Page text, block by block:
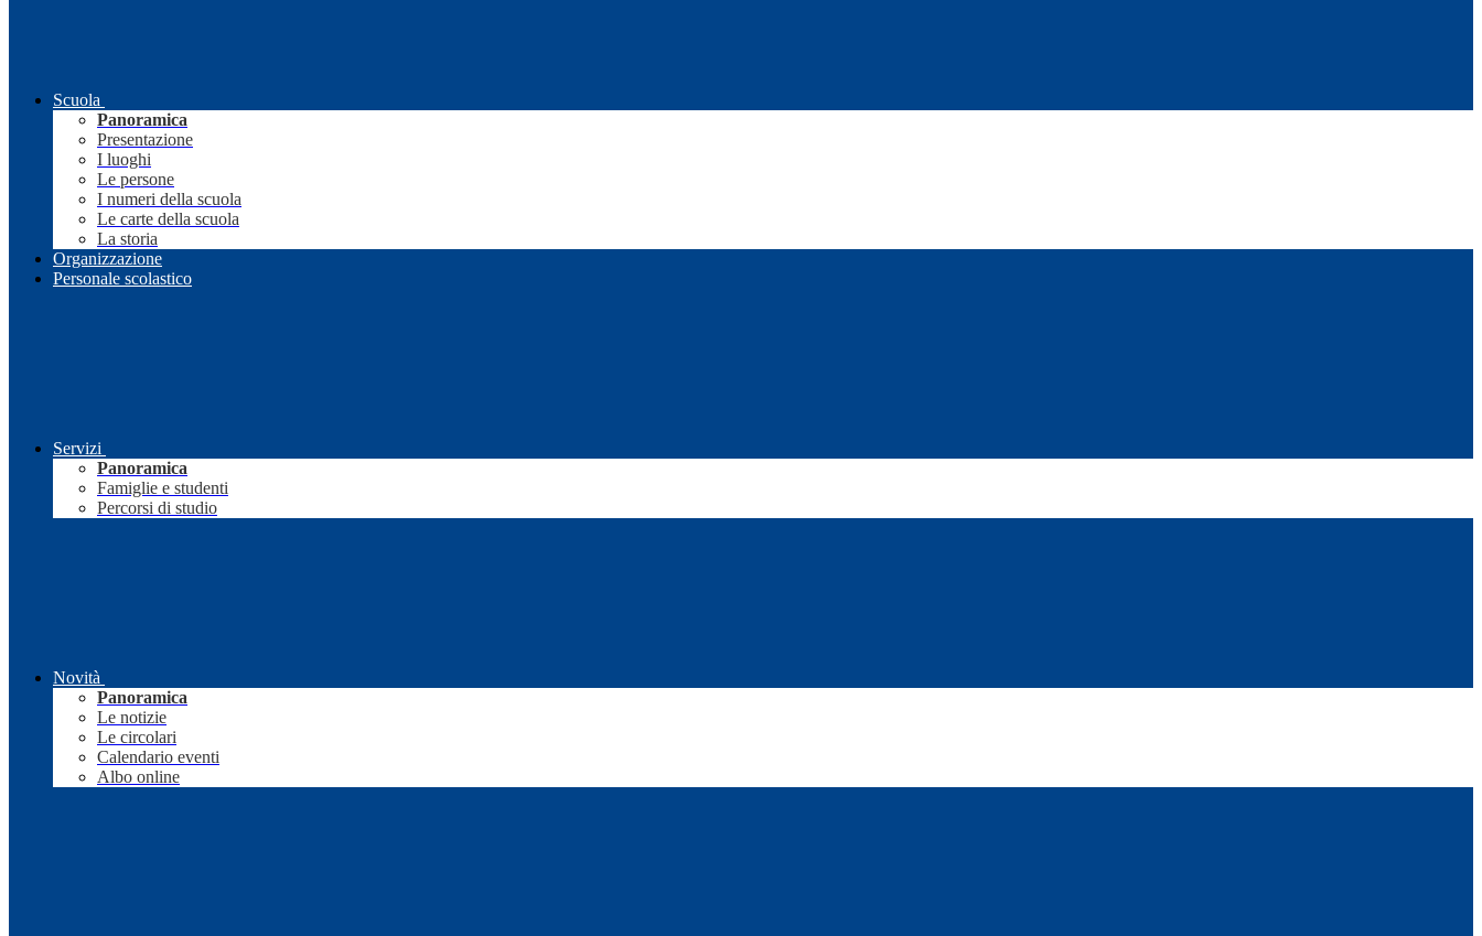
Scuola
Panoramica
Presentazione
I luoghi
Le persone
I numeri della scuola
Le carte della scuola
La storia
Organizzazione
Personale scolastico
Servizi
Panoramica
Famiglie e studenti
Percorsi di studio
Novità
Panoramica
Le notizie
Le circolari
Calendario eventi
Albo online